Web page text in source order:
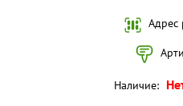
Адрес
Наличие: